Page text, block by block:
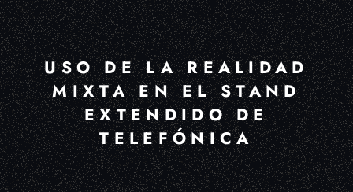
USO DE LA REALIDAD
MIXTA EN EL STAND
EXTENDIDO DE
TELEFÓNICA